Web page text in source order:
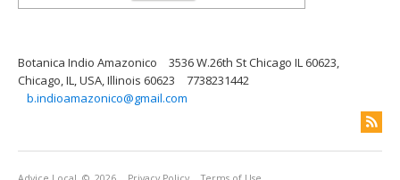
Botanica Indio Amazonico
3536 W.26th St Chicago IL 60623,
Chicago, IL, USA, Illinois 60623
7738231442
b.indioamazonico@gmail.com